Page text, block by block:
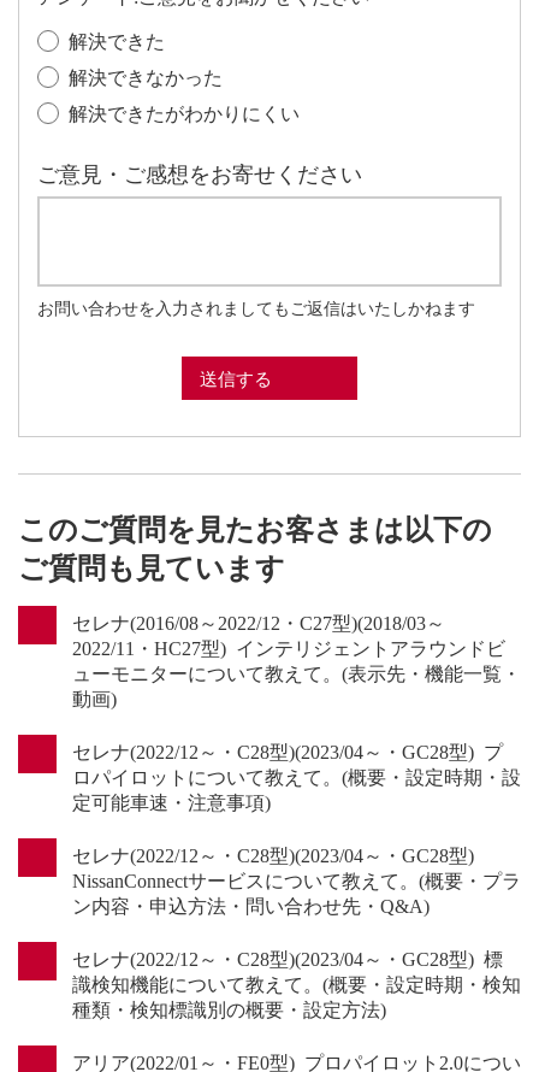
解決できた
解決できなかった
解決できたがわかりにくい
ご意見・ご感想をお寄せください
お問い合わせを入力されましてもご返信はいたしかねます
このご質問を見たお客さまは以下の
ご質問も見ています
セレナ(2016/08～2022/12・C27型)(2018/03～
2022/11・HC27型) インテリジェントアラウンドビ
ューモニターについて教えて。(表示先・機能一覧・
動画)
セレナ(2022/12～・C28型)(2023/04～・GC28型) プ
ロパイロットについて教えて。(概要・設定時期・設
定可能車速・注意事項)
セレナ(2022/12～・C28型)(2023/04～・GC28型)
NissanConnectサービスについて教えて。(概要・プラ
ン内容・申込方法・問い合わせ先・Q&A)
セレナ(2022/12～・C28型)(2023/04～・GC28型) 標
識検知機能について教えて。(概要・設定時期・検知
種類・検知標識別の概要・設定方法)
アリア(2022/01～・FE0型) プロパイロット2.0につい